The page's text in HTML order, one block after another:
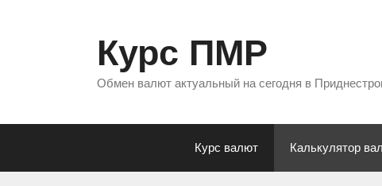
Курс ПМР
Обмен валют актуальный на сегодня в
Курс валют Калькулятор